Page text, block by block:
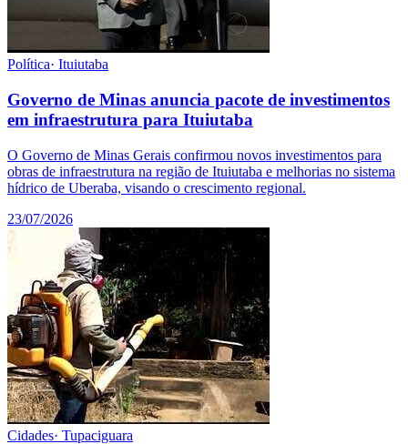
Política· Ituiutaba
Governo de Minas anuncia pacote de investimentos
em infraestrutura para Ituiutaba
O Governo de Minas Gerais confirmou novos investimentos para
obras de infraestrutura na região de Ituiutaba e melhorias no sistema
hídrico de Uberaba, visando o crescimento regional.
23/07/2026
Cidades· Tupaciguara